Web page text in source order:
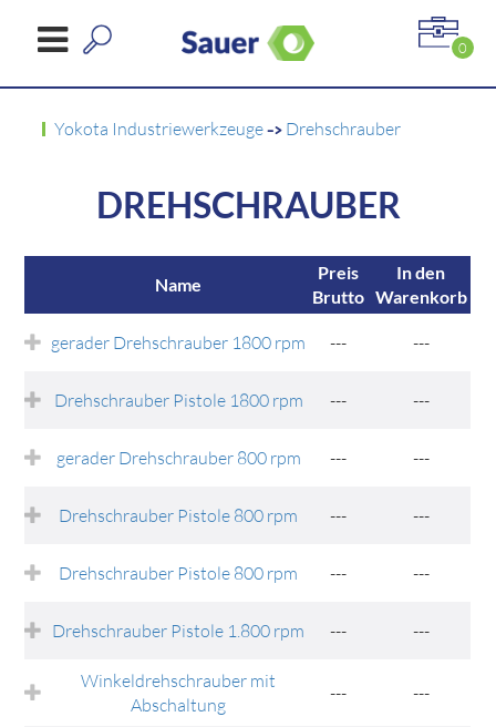
0
Yokota Industriewerkzeuge-> Drehschrauber
DREHSCHRAUBER
Name
Preis
Brutto
In den
Warenkorb
gerader Drehschrauber 1800 rpm --- ---
Drehschrauber Pistole 1800 rpm --- ---
gerader Drehschrauber 800 rpm --- ---
Drehschrauber Pistole 800 rpm --- ---
Drehschrauber Pistole 800 rpm --- ---
Drehschrauber Pistole 1.800 rpm --- ---
Winkeldrehschrauber mit
Abschaltung
--- ---